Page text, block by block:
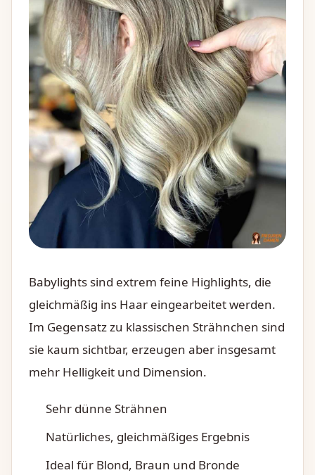
Babylights sind extrem feine Highlights, die
gleichmäßig ins Haar eingearbeitet werden.
Im Gegensatz zu klassischen Strähnchen sind
sie kaum sichtbar, erzeugen aber insgesamt
mehr Helligkeit und Dimension.
Sehr dünne Strähnen
Natürliches, gleichmäßiges Ergebnis
Ideal für Blond, Braun und Bronde